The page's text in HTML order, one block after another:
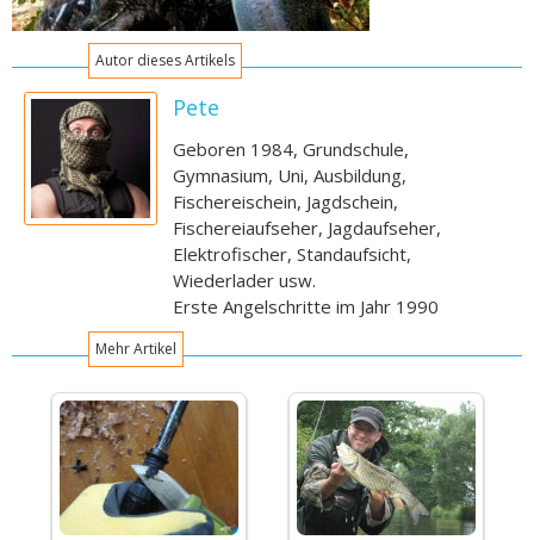
Autor dieses Artikels
Pete
Geboren 1984, Grundschule,
Gymnasium, Uni, Ausbildung,
Fischereischein, Jagdschein,
Fischereiaufseher, Jagdaufseher,
Elektrofischer, Standaufsicht,
Wiederlader usw.
Erste Angelschritte im Jahr 1990
Mehr Artikel